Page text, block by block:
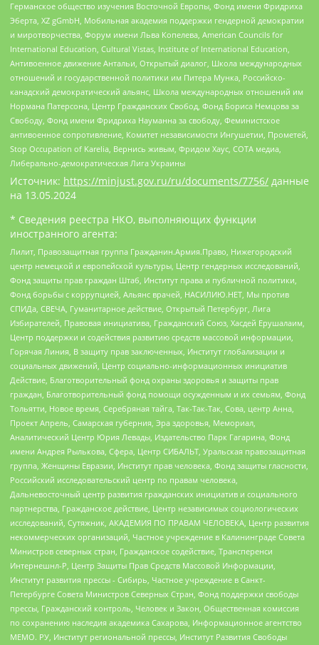
Германское общество изучения Восточной Европы, Фонд имени Фридриха
Эберта, XZ gGmbH, Мобильная академия поддержки гендерной демократии
и миротворчества, Форум имени Льва Копелева, American Councils for
International Education, Cultural Vistas, Institute of International Education,
Антивоенное движение Антальи, Открытый диалог, Школа международных
отношений и государственной политики им Питера Мунка, Российско-
канадский демократический альянс, Школа международных отношений им
Нормана Патерсона, Центр Гражданских Свобод, Фонд Бориса Немцова за
Свободу, Фонд имени Фридриха Науманна за свободу, Феминистское
антивоенное сопротивление, Комитет независимости Ингушетии, Прометей,
Stop Occupation of Karelia, Вернись живым, Фридом Хаус, СОТА медиа,
Либерально-демократическая Лига Украины
Источник: https://minjust.gov.ru/ru/documents/7756/ данные
на 13.05.2024
* Сведения реестра НКО, выполняющих функции
иностранного агента:
Лилит, Правозащитная группа Гражданин.Армия.Право, Нижегородский
центр немецкой и европейской культуры, Центр гендерных исследований,
Фонд защиты прав граждан Штаб, Институт права и публичной политики,
Фонд борьбы с коррупцией, Альянс врачей, НАСИЛИЮ.НЕТ, Мы против
СПИДа, СВЕЧА, Гуманитарное действие, Открытый Петербург, Лига
Избирателей, Правовая инициатива, Гражданский Союз, Хасдей Ерушалаим,
Центр поддержки и содействия развитию средств массовой информации,
Горячая Линия, В защиту прав заключенных, Институт глобализации и
социальных движений, Центр социально-информационных инициатив
Действие, Благотворительный фонд охраны здоровья и защиты прав
граждан, Благотворительный фонд помощи осужденным и их семьям, Фонд
Тольятти, Новое время, Серебряная тайга, Так-Так-Так, Сова, центр Анна,
Проект Апрель, Самарская губерния, Эра здоровья, Мемориал,
Аналитический Центр Юрия Левады, Издательство Парк Гагарина, Фонд
имени Андрея Рылькова, Сфера, Центр СИБАЛЬТ, Уральская правозащитная
группа, Женщины Евразии, Институт прав человека, Фонд защиты гласности,
Российский исследовательский центр по правам человека,
Дальневосточный центр развития гражданских инициатив и социального
партнерства, Гражданское действие, Центр независимых социологических
исследований, Сутяжник, АКАДЕМИЯ ПО ПРАВАМ ЧЕЛОВЕКА, Центр развития
некоммерческих организаций, Частное учреждение в Калининграде Совета
Министров северных стран, Гражданское содействие, Трансперенси
Интернешнл-Р, Центр Защиты Прав Средств Массовой Информации,
Институт развития прессы - Сибирь, Частное учреждение в Санкт-
Петербурге Совета Министров Северных Стран, Фонд поддержки свободы
прессы, Гражданский контроль, Человек и Закон, Общественная комиссия
по сохранению наследия академика Сахарова, Информационное агентство
МЕМО. РУ, Институт региональной прессы, Институт Развития Свободы